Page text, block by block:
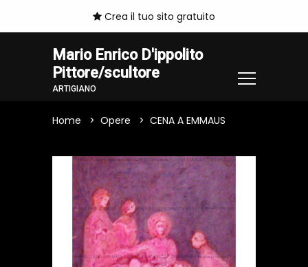
Crea il tuo sito gratuito
Mario Enrico D'ippolito
Pittore/scultore
ARTIGIANO
Home Opere CENA A EMMAUS